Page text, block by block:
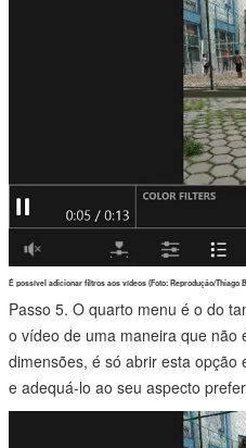
É possível adicionar filtros aos vídeos (Foto: Reprodução/Thiago
Passo 5. O quarto menu é o do
o vídeo de uma maneira que não
dimensões, é só abrir esta opção
e adequá-lo ao seu aspecto